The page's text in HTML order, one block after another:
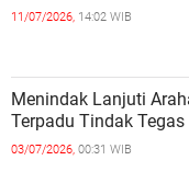
11/07/2026, 14:02 WIB
Menindak Lanjuti
Terpadu Tindak
03/07/2026, 00:31 WIB